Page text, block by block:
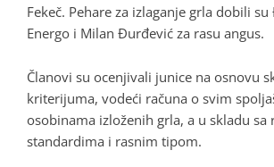
Fekeč. Pehare za izlaganje grla dobili
Energo i Milan Đurđević za rasu angus.
Članovi su ocenjivali junice na osnovu
kriterijuma, vodeći računa o svim
osobinama izloženih grla, a u skladu sa
standardima i rasnim tipom.